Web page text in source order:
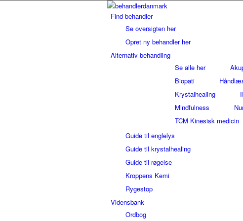
Find behandler
Se oversigten her
Opret ny behandler her
Alternativ behandling
Se alle her
Biopati
Krystalhealing
Mindfulness
TCM Kinesisk medicin
Guide til englelys
Guide til krystalhealing
Guide til røgelse
Kroppens Kemi
Rygestop
Vidensbank
Ordbog